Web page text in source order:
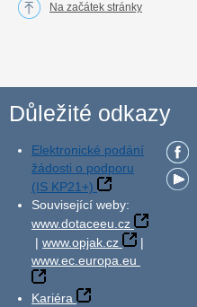
Na začátek stránky
Důležité odkazy
Elektronické podání
žádosti o podporu
(IS KP21+)
Související weby:
www.dotaceeu.cz
| www.opjak.cz
|
www.ec.europa.eu
Kariéra